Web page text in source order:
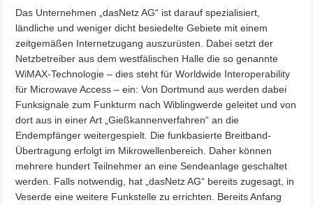
Das Unternehmen „dasNetz AG“ ist darauf spezialisiert,
ländliche und weniger dicht besiedelte Gebiete mit einem
zeitgemäßen Internetzugang auszurüsten. Dabei setzt der
Netzbetreiber aus dem westfälischen Halle die so genannte
WiMAX-Technologie – dies steht für Worldwide Interoperability
für Microwave Access – ein: Von Dortmund aus werden dabei
Funksignale zum Funkturm nach Wiblingwerde geleitet und von
dort aus in einer Art „Gießkannenverfahren“ an die
Endempfänger weitergespielt. Die funkbasierte Breitband-
Übertragung erfolgt im Mikrowellenbereich. Daher können
mehrere hundert Teilnehmer an eine Sendeanlage geschaltet
werden. Falls notwendig, hat „dasNetz AG“ bereits zugesagt, in
Veserde eine weitere Funkstelle zu errichten. Bereits Anfang